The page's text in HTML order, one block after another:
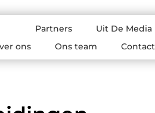
Partners
Uit De Media
ons
Ons team Contact